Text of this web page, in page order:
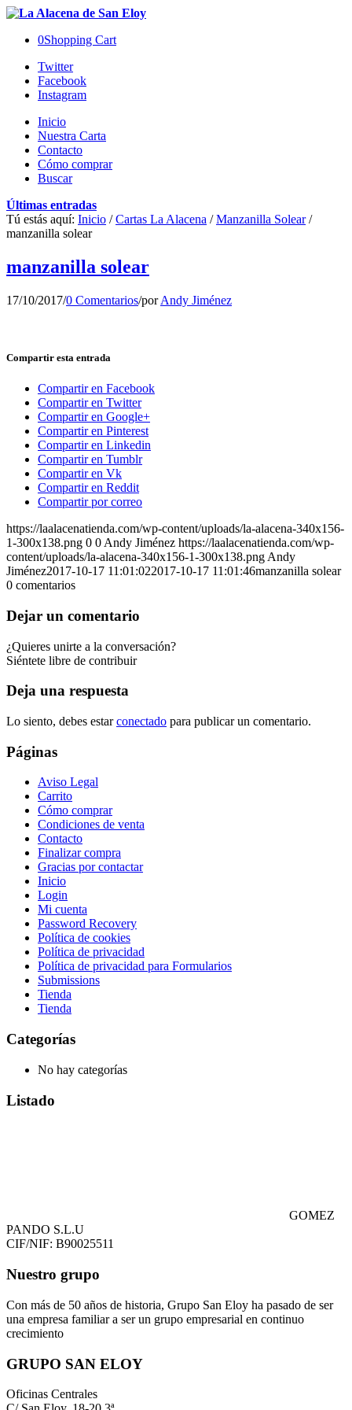
0Shopping Cart
Twitter
Facebook
Instagram
Inicio
Nuestra Carta
Contacto
Cómo comprar
Buscar
Últimas entradas
Tú estás aquí: Inicio / Cartas La Alacena / Manzanilla Solear /
manzanilla solear
manzanilla solear
17/10/2017/0 Comentarios/porAndy Jiménez
Compartir esta entrada
Compartir en Facebook
Compartir en Twitter
Compartir en Google+
Compartir en Pinterest
Compartir en Linkedin
Compartir en Tumblr
Compartir en Vk
Compartir en Reddit
Compartir por correo
https://laalacenatienda.com/wp-content/uploads/la-alacena-340x156-
1-300x138.png 0 0 Andy Jiménez https://laalacenatienda.com/wp-
content/uploads/la-alacena-340x156-1-300x138.png Andy
Jiménez2017-10-17 11:01:022017-10-17 11:01:46manzanilla solear
0 comentarios
Dejar un comentario
¿Quieres unirte a la conversación?
Siéntete libre de contribuir
Deja una respuesta
Lo siento, debes estarconectado para publicar un comentario.
Páginas
Aviso Legal
Carrito
Cómo comprar
Condiciones de venta
Contacto
Finalizar compra
Gracias por contactar
Inicio
Login
Mi cuenta
Password Recovery
Política de cookies
Política de privacidad
Política de privacidad para Formularios
Submissions
Tienda
Tienda
Categorías
No hay categorías
Listado
GOMEZ
PANDO S.L.U
CIF/NIF: B90025511
Nuestro grupo
Con más de 50 años de historia, Grupo San Eloy ha pasado de ser
una empresa familiar a ser un grupo empresarial en continuo
crecimiento
GRUPO SAN ELOY
Oficinas Centrales